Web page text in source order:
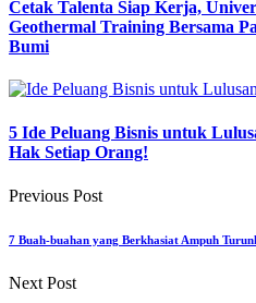
Cetak Talenta Siap Kerja,
Geothermal Training Bersama
Bumi
5 Ide Peluang Bisnis untuk
Hak Setiap Orang!
Previous Post
7 Buah-buahan yang Berkhasiat Ampuh
Next Post